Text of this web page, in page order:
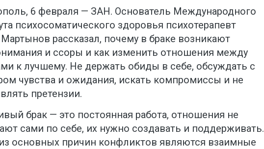
6 февраля — ЗАН. Основатель Международного
психосоматического здоровья психотерапевт
рассказал, почему в браке возникают
и ссоры и как изменить отношения между
к лучшему. Не держать обиды в себе, обсуждать с
чувства и ожидания, искать компромиссы и не
претензии.
брак — это постоянная работа, отношения не
сами по себе, их нужно создавать и поддерживать.
основных причин конфликтов являются взаимные